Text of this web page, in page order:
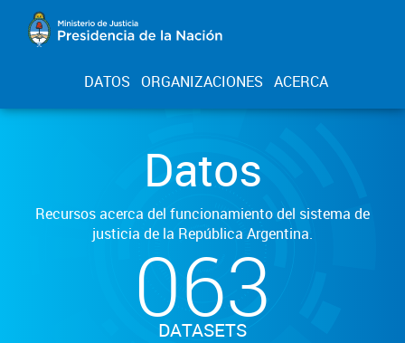
DATOS ORGANIZACIONES ACERCA
Datos
Recursos acerca del funcionamiento del sistema de
justicia de la República Argentina.
063
DATASETS